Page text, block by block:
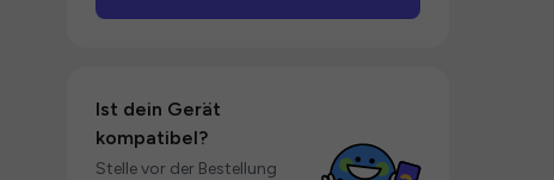
Ist dein Gerät
kompatibel?
Stelle vor der Bestellung